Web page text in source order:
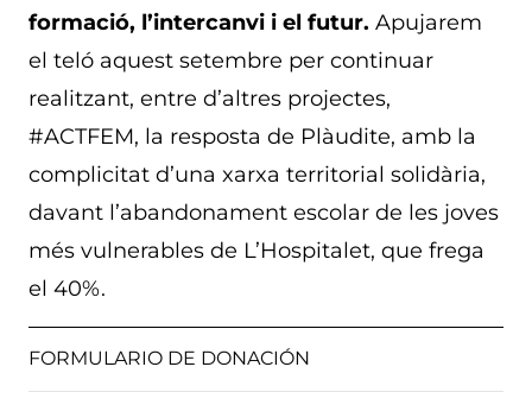
formació, l’intercanvi i el futur. Apujarem
el teló aquest setembre per continuar
realitzant, entre d’altres projectes,
#ACTFEM, la resposta de Plàudite, amb la
complicitat d’una xarxa territorial solidària,
davant l’abandonament escolar de les joves
més vulnerables de L’Hospitalet, que frega
el 40%.
FORMULARIO DE DONACIÓN